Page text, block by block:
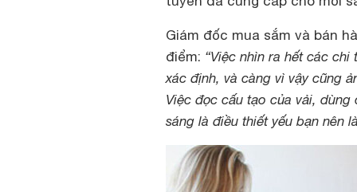
Giám đốc mua sắm và bán
điểm: “Việc nhìn ra hết các
xác định, và càng vì vậy cũng
Việc đọc cấu tạo của vải,
sáng là điều thiết yếu bạn nên